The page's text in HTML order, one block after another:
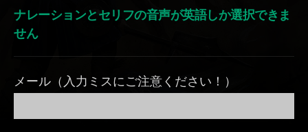
ナレーションとセリフの音声が英語しか選択できま
せん
メール（入力ミスにご注意ください！）